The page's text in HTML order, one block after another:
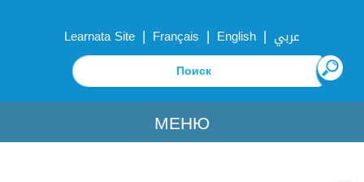
Learnata Site | Français | English | عربي
МЕНЮ